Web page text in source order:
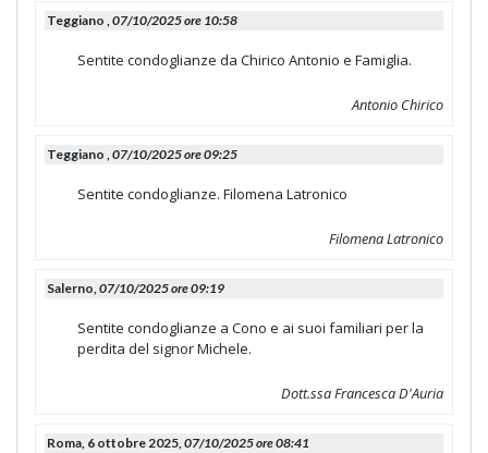
Teggiano ,07/10/2025 ore 10:58
Sentite condoglianze da Chirico Antonio e Famiglia.
Antonio Chirico
Teggiano ,07/10/2025 ore 09:25
Sentite condoglianze. Filomena Latronico
Filomena Latronico
Salerno,07/10/2025 ore 09:19
Sentite condoglianze a Cono e ai suoi familiari per la
perdita del signor Michele.
Dott.ssa Francesca D'Auria
Roma, 6 ottobre 2025,07/10/2025 ore 08:41